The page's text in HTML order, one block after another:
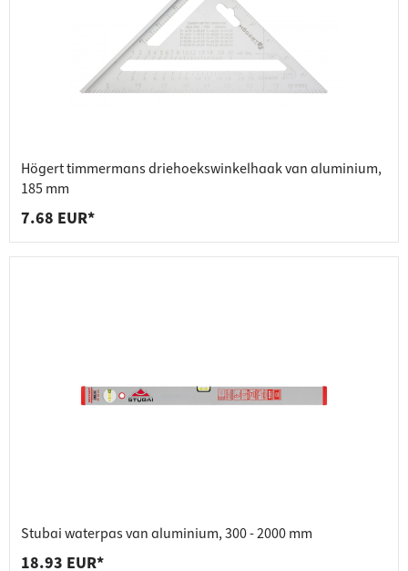
Högert timmermans driehoekswinkelhaak van aluminium,
185 mm
7.68 EUR*
Stubai waterpas van aluminium, 300 - 2000 mm
18.93 EUR*